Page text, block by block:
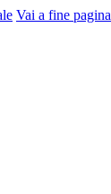
Vai a fine pagina